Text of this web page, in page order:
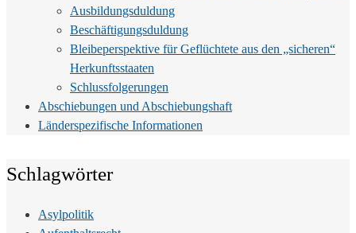
Ausbildungsduldung
Beschäftigungsduldung
Bleibeperspektive für Geflüchtete aus den „sicheren“
Herkunftsstaaten
Schlussfolgerungen
Abschiebungen und Abschiebungshaft
Länderspezifische Informationen
Schlagwörter
Asylpolitik